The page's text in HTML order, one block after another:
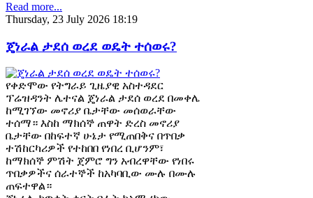
Read more...
Thursday, 23 July 2026 18:19
ጄነራል ታደሰ ወረደ ወዴት ተሰወሩ?
የቀድሞው የትግራይ ጊዜያዊ አስተዳደር
ፕሬዝዳንት ሌተናል ጄነራል ታደሰ ወረደ በመቀሌ
ከሚገኘው መኖሪያ ቤታቸው መሰወራቸው
ተሰማ። እስከ ማክሰኞ ጠዋት ድረስ መኖሪያ
ቤታቸው በከፍተኛ ሁኔታ የሚጠበቅና በጥበቃ
ተሽከርካሪዎች የተከበበ የነበረ ቢሆንም፣
ከማክሰኞ ምሽት ጀምሮ ግን አብረዋቸው የነበሩ
ጥበቃዎችና ሰራተኞች ከአካባቢው ሙሉ በሙሉ
ጠፍተዋል።